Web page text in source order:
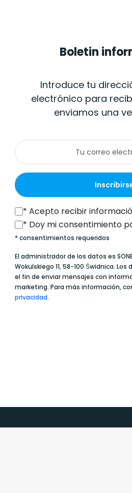
Boletin
Introduce tu
electrónico para
enviamos una
*Acepto recibir información comercial por vía electrónica (a la dirección de correo electrónico indicada) de SONEL S.A., con sede en ul. Wokulskiego 11, 58-100 Świdnica, con fines de marketing, de
* Doy mi consentimiento para que SONEL S.A., con sede en ul. Wokulskiego 11, 58-100 Świdnica, procese mis datos personales (dirección de correo electrónico) con el fin de enviarme un boletín informativo con información
* consentimientos requeridos
El administrador de los datos es
Wokulskiego 11, 58-100 Świdnica.
el fin de enviar mensajes con
marketing. Para más información,
privacidad.